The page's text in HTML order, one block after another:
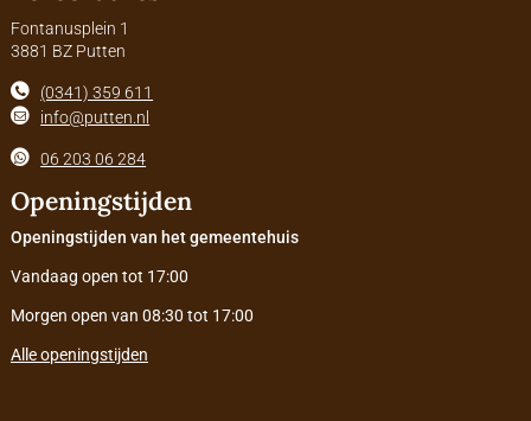
Fontanusplein 1
3881 BZ Putten
(0341) 359 611
info@putten.nl
06 203 06 284
Openingstijden
Openingstijden van het gemeentehuis
Vandaag open tot 17:00
Morgen open van 08:30 tot 17:00
Alle openingstijden